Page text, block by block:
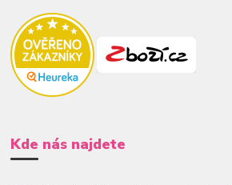
Kde nás najdete